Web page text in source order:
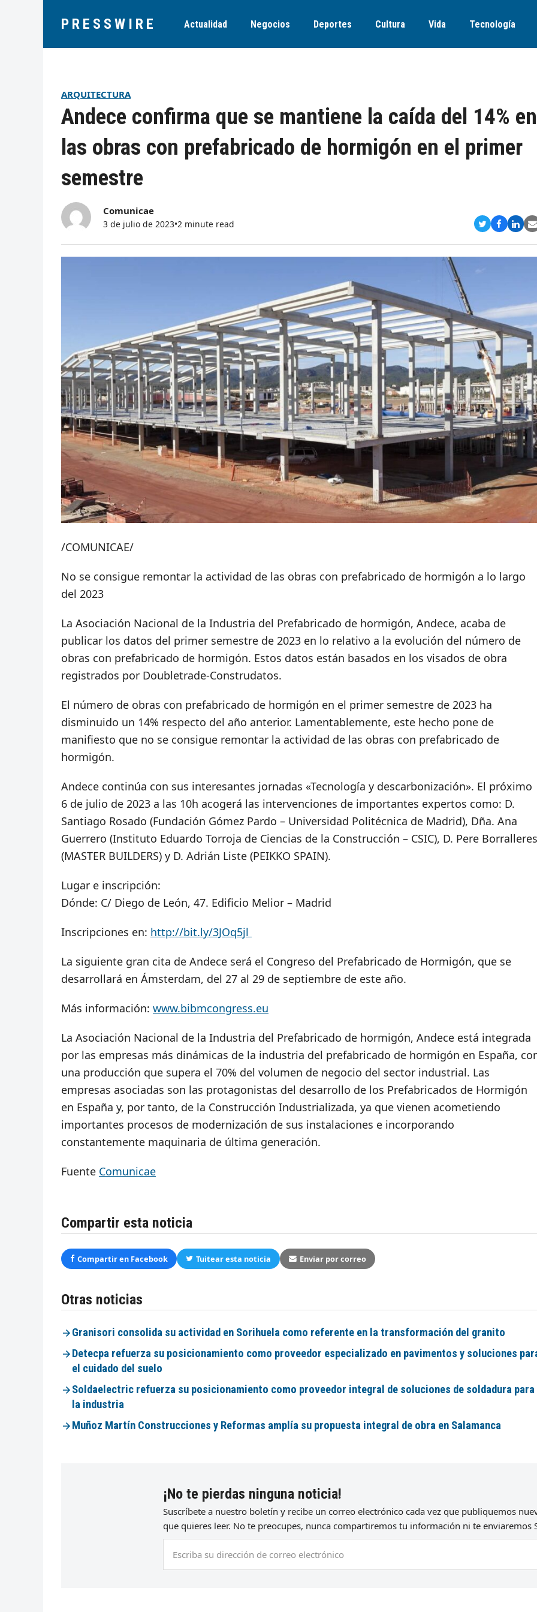
PRESSWIRE Actualidad Negocios Deportes Cultura Vida Tecnología
ARQUITECTURA
Andece confirma que se mantiene la caída del 14% en
las obras con prefabricado de hormigón en el primer
semestre
Comunicae
3 de julio de 2023•2 minute read Compartir
Twitter
/COMUNICAE/
No se consigue remontar la actividad de las obras con prefabricado de hormigón a lo largo
del 2023
La Asociación Nacional de la Industria del Prefabricado de hormigón, Andece, acaba de
publicar los datos del primer semestre de 2023 en lo relativo a la evolución del número de
obras con prefabricado de hormigón. Estos datos están basados en los visados de obra
registrados por Doubletrade-Construdatos.
El número de obras con prefabricado de hormigón en el primer semestre de 2023 ha
disminuido un 14% respecto del año anterior. Lamentablemente, este hecho pone de
manifiesto que no se consigue remontar la actividad de las obras con prefabricado de
hormigón.
Andece continúa con sus interesantes jornadas «Tecnología y descarbonización». El próximo
6 de julio de 2023 a las 10h acogerá las intervenciones de importantes expertos como: D.
Santiago Rosado (Fundación Gómez Pardo – Universidad Politécnica de Madrid), Dña. Ana
Guerrero (Instituto Eduardo Torroja de Ciencias de la Construcción – CSIC), D. Pere Borralleres
(MASTER BUILDERS) y D. Adrián Liste (PEIKKO SPAIN).
Lugar e inscripción:
Dónde: C/ Diego de León, 47. Edificio Melior – Madrid
Inscripciones en: http://bit.ly/3JOq5jl
La siguiente gran cita de Andece será el Congreso del Prefabricado de Hormigón, que se
desarrollará en Ámsterdam, del 27 al 29 de septiembre de este año.
Más información: www.bibmcongress.eu
La Asociación Nacional de la Industria del Prefabricado de hormigón, Andece está integrada
por las empresas más dinámicas de la industria del prefabricado de hormigón en España,
una producción que supera el 70% del volumen de negocio del sector industrial. Las
empresas asociadas son las protagonistas del desarrollo de los Prefabricados de Hormigón
en España y, por tanto, de la Construcción Industrializada, ya que vienen acometiendo
importantes procesos de modernización de sus instalaciones e incorporando
constantemente maquinaria de última generación.
Fuente Comunicae
Compartir esta noticia
Compartir en Facebook Tuitear esta noticia Enviar por correo
Otras noticias
Granisori consolida su actividad en Sorihuela como referente en la transformación del granito
Detecpa refuerza su posicionamiento como proveedor especializado en pavimentos y soluciones
el cuidado del suelo
Soldaelectric refuerza su posicionamiento como proveedor integral de soluciones de soldadura para
la industria
Muñoz Martín Construcciones y Reformas amplía su propuesta integral de obra en Salamanca
¡No te pierdas ninguna noticia!
Suscríbete a nuestro boletín y recibe un correo electrónico cada vez que publiquemos
que quieres leer. No te preocupes, nunca compartiremos tu información ni te enviaremos